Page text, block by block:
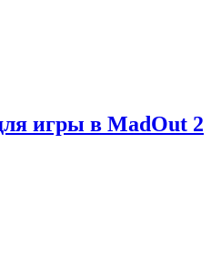
игры в MadOut 2